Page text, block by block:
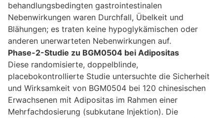
behandlungsbedingten gastrointestinalen
Nebenwirkungen waren Durchfall, Übelkeit und
Blähungen; es traten keine hypoglykämischen oder
anderen unerwarteten Nebenwirkungen auf.
Phase-2-Studie zu BGM0504 bei Adipositas
Diese randomisierte, doppelblinde,
placebokontrollierte Studie untersuchte die Sicherheit
und Wirksamkeit von BGM0504 bei 120 chinesischen
Erwachsenen mit Adipositas im Rahmen einer
Mehrfachdosierung (subkutane Injektion). Die